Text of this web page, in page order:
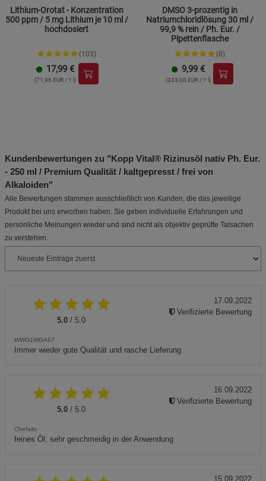
Lithium-Orotat - Konzentration
500 ppm / 5 mg Lithium je 10 ml /
hochdosiert
(103)
17,99 €
(71,96 EUR / 1 l)
DMSO 3-prozentig in
Natriumchloridlösung 30 ml /
99,9 % rein / Ph. Eur. /
Pipettenflasche
(8)
9,99 €
(333,00 EUR / 1 l)
Kundenbewertungen zu "Kopp Vital® Rizinusöl nativ Ph. Eur.
- 250 ml / Premium Qualität / kaltgepresst / frei von
Alkaloiden"
Alle Bewertungen stammen ausschließlich von Kunden, die das jeweilige
Produkt bei uns erworben haben. Sie geben individuelle Erfahrungen und
persönliche Meinungen wieder und sind nicht als objektiv geprüfte Tatsachen
zu verstehen.
5.0 / 5.0
WWG1WGA67
Immer wieder gute Qualität und rasche Lieferung
17.09.2022
Verifizierte Bewertung
5.0 / 5.0
Chefaitu
feines Öl, sehr geschmeidig in der Anwendung
16.09.2022
Verifizierte Bewertung
15.09.2022